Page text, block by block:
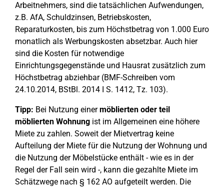
Arbeitnehmers, sind die tatsächlichen Aufwendungen,
z.B. AfA, Schuldzinsen, Betriebskosten,
Reparaturkosten, bis zum Höchstbetrag von 1.000 Euro
monatlich als Werbungskosten absetzbar. Auch hier
sind die Kosten für notwendige
Einrichtungsgegenstände und Hausrat zusätzlich zum
Höchstbetrag abziehbar (BMF-Schreiben vom
24.10.2014, BStBl. 2014 I S. 1412, Tz. 103).
Tipp: Bei Nutzung einermöblierten oder teil
möblierten Wohnung ist im Allgemeinen eine höhere
Miete zu zahlen. Soweit der Mietvertrag keine
Aufteilung der Miete für die Nutzung der Wohnung und
die Nutzung der Möbelstücke enthält - wie es in der
Regel der Fall sein wird -, kann die gezahlte Miete im
Schätzwege nach § 162 AO aufgeteilt werden. Die